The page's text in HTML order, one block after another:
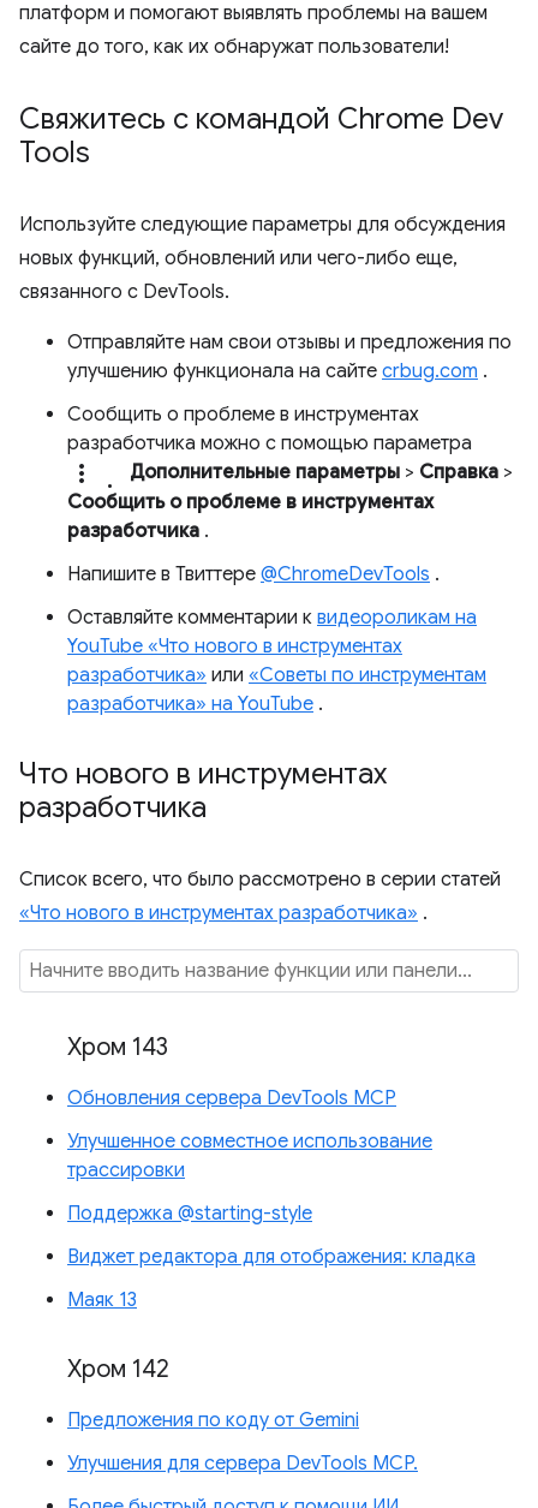
платформ и помогают выявлять проблемы на вашем
сайте до того, как их обнаружат пользователи!
Свяжитесь с командой Chrome Dev
Tools
Используйте следующие параметры для обсуждения
новых функций, обновлений или чего-либо еще,
связанного с DevTools.
Отправляйте нам свои отзывы и предложения по
улучшению функционала на сайте crbug.com .
Сообщить о проблеме в инструментах
разработчика можно с помощью параметра
more_vert. Дополнительные параметры > Справка >
Сообщить о проблеме в инструментах
разработчика .
Напишите в Твиттере @ChromeDevTools .
Оставляйте комментарии к видеороликам на
YouTube «Что нового в инструментах
разработчика» или «Советы по инструментам
разработчика» на YouTube .
Что нового в инструментах
разработчика
Список всего, что было рассмотрено в серии статей
«Что нового в инструментах разработчика» .
Хром 143
Обновления сервера DevTools MCP
Улучшенное совместное использование
трассировки
Поддержка @starting-style
Виджет редактора для отображения: кладка
Маяк 13
Хром 142
Предложения по коду от Gemini
Улучшения для сервера DevTools MCP.